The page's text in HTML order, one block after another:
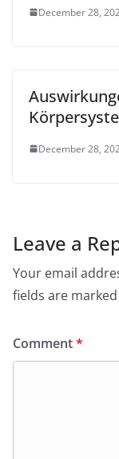
December 28,
December 28,
Leave a
Your email
fields are marked
Comment*